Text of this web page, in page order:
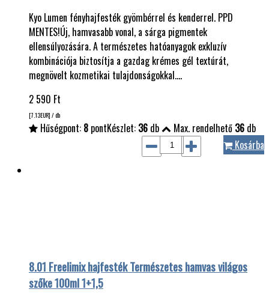
Kyo Lumen fényhajfesték gyömbérrel és kenderrel. PPD
MENTES!Új, hamvasabb vonal, a sárga pigmentek
ellensúlyozására. A természetes hatóanyagok exkluzív
kombinációja biztosítja a gazdag krémes gél textúrát,
megnövelt kozmetikai tulajdonságokkal.…
2 590 Ft
[7.13EUR] / db
Hűségpont: 8 pontKészlet: 36 db Max. rendelhető 36 db
Kosárba
8.01 Freelimix hajfesték Természetes hamvas világos
szőke 100ml 1+1,5